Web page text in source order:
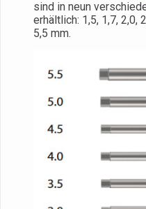
sind in neun
erhältlich: 1,5, 1,7, 2,0,
5,5 mm.